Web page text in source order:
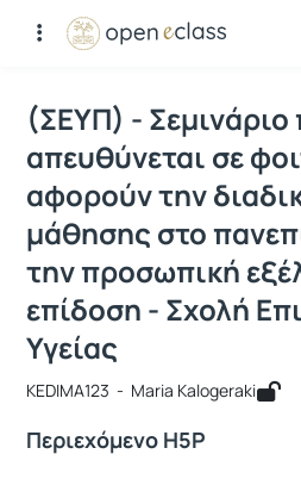
Μάθημα : (ΣΕΥΠ) -
Κωδικός : KEDIMA123
(ΣΕΥΠ) - Σεμινάριο
απευθύνεται σε
αφορούν την
μάθησης στο
την προσωπική
επίδοση - Σχολή
Υγείας
KEDIMA123 - Maria Kalogeraki
Περιεχόμενο H5P